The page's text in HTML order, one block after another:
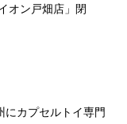
オン戸畑店」閉
にカプセルトイ専門